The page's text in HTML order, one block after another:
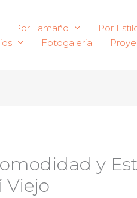
Por Tamaño Por
Fotogaleria
y
Viejo